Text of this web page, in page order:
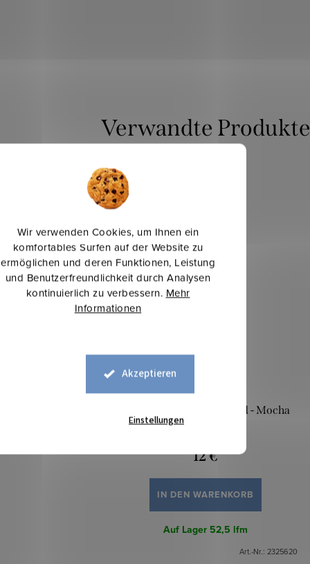
Wir verwenden Cookies, um Ihnen ein
komfortables Surfen auf der Website zu
ermöglichen und deren Funktionen, Leistung
und Benutzerfreundlichkeit durch Analysen
kontinuierlich zu verbessern. Mehr
Informationen
Akzeptieren
Einstellungen
Verwandte Produkte
Mehr für weniger
Sweatstoff mit Lycra Gold - Mocha
12 €
IN DEN WARENKORB
Auf Lager 52,5 lfm
Art.-Nr.: 2325620